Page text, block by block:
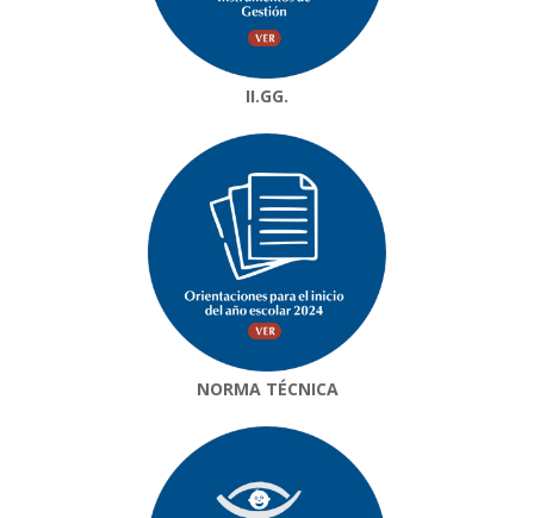
II.GG.
NORMA TÉCNICA